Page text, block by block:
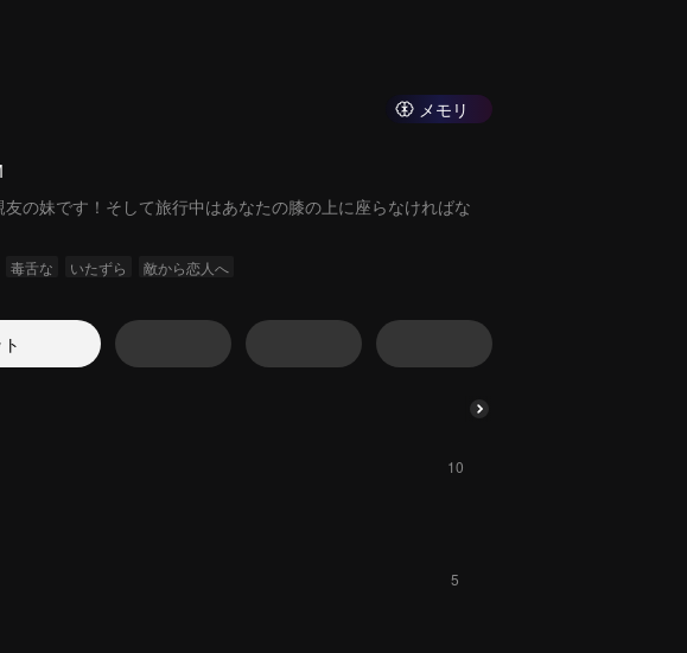
メモリ
の妹です！そして旅行中はあなたの膝の上に座らなければな
毒舌な いたずら 敵から恋人へ
10
5